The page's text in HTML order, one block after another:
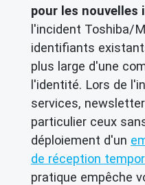
pour les nouvelles
l'incident Toshiba/
identifiants
plus large d'une
l'identité. Lors de
services,
particulier ceux
déploiement d'un
de réception
pratique empêche